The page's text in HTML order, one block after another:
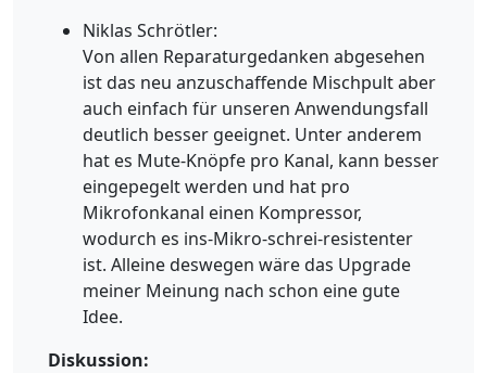
Niklas Schrötler:
Von allen Reparaturgedanken abgesehen
ist das neu anzuschaffende Mischpult aber
auch einfach für unseren Anwendungsfall
deutlich besser geeignet. Unter anderem
hat es Mute-Knöpfe pro Kanal, kann besser
eingepegelt werden und hat pro
Mikrofonkanal einen Kompressor,
wodurch es ins-Mikro-schrei-resistenter
ist. Alleine deswegen wäre das Upgrade
meiner Meinung nach schon eine gute
Idee.
Diskussion: